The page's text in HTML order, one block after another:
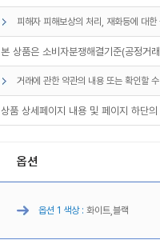
피해자 피해보상의 처리, 재화등에 대
본 상품은 소비자분쟁해결기준(공정거
거래에 관한 약관의 내용 또는 확인할
상품 상세페이지 내용 및 페이지 하단
옵션
옵션 1 색상 : 화이트,블랙